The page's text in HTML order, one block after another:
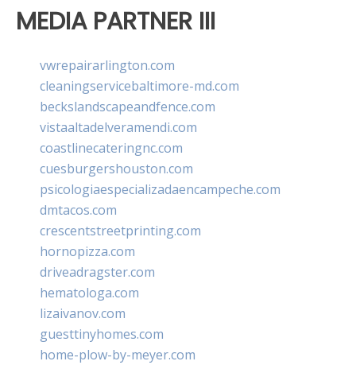
MEDIA PARTNER III
vwrepairarlington.com
cleaningservicebaltimore-md.com
beckslandscapeandfence.com
vistaaltadelveramendi.com
coastlinecateringnc.com
cuesburgershouston.com
psicologiaespecializadaencampeche.com
dmtacos.com
crescentstreetprinting.com
hornopizza.com
driveadragster.com
hematologa.com
lizaivanov.com
guesttinyhomes.com
home-plow-by-meyer.com